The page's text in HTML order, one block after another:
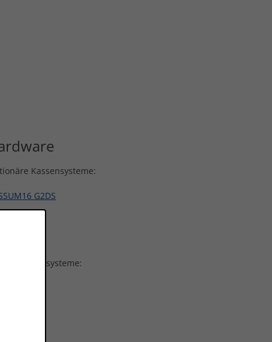
Kassensysteme:
G2DS
Kassensysteme: